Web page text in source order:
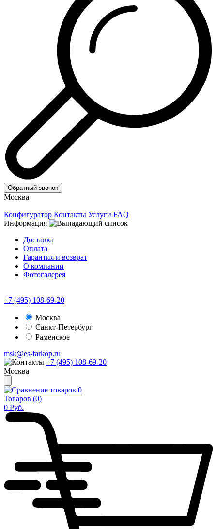
Обратный звонок
Москва
Конфигуратор Контакты Услуги FAQ
Информация
Доставка
Оплата
Гарантия и возврат
О компании
Фотогалерея
+7 (495) 108-69-20
Москва
Санкт-Петербург
Раменское
msk@es-farkop.ru
+7 (495) 108-69-20
Москва
0
Товаров (0)
0 Руб.